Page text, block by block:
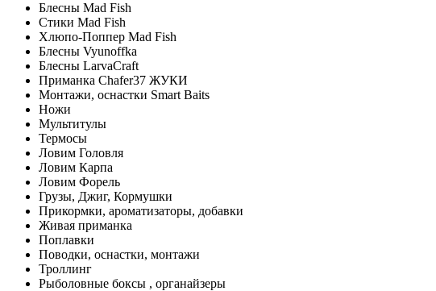
Блесны Mad Fish
Стики Mad Fish
Хлюпо-Поппер Mad Fish
Блесны Vyunoffka
Блесны LarvaCraft
Приманка Chafer37 ЖУКИ
Монтажи, оснастки Smart Baits
Ножи
Мультитулы
Термосы
Ловим Головля
Ловим Карпа
Ловим Форель
Грузы, Джиг, Кормушки
Прикормки, ароматизаторы, добавки
Живая приманка
Поплавки
Поводки, оснастки, монтажи
Троллинг
Рыболовные боксы , органайзеры